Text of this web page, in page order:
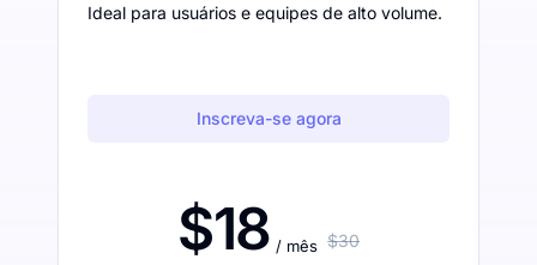
Ideal para usuários e equipes de alto volume.
Inscreva-se agora
$18 / mês $30